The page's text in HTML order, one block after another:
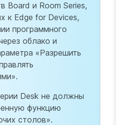
Board и Room Series,
к Edge for Devices,
программного
облако и
«Разрешить
Desk не должны
функцию
столов».